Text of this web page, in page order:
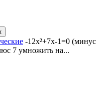
-12x²+7x-1=0 (минус
7 умножить на...